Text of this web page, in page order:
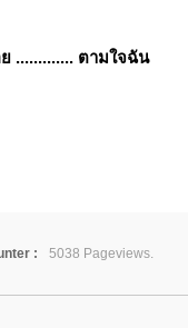
............. ตามใจฉัน
:
5038 Pageviews.